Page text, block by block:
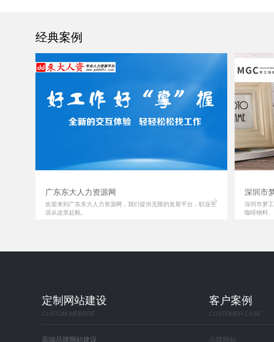
经典案例
广东东大人力资源网
欢迎来到广东东大人力资源网，我们提供无限的发展平台，职业生
涯从这里起航。
深圳市
深圳市梦
咖啡物料
定制网站建设
CUSTOM WEBSITE
高端品牌网站建设
客户案例
CUSTOMER CASE
品牌网站